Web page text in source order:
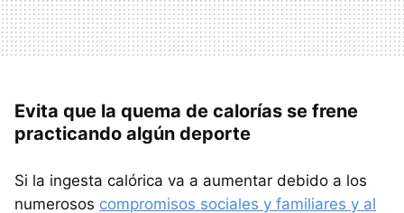
Evita que la quema de calorías se frene
practicando algún deporte
Si la ingesta calórica va a aumentar debido a los
numerosos compromisos sociales y familiares y al